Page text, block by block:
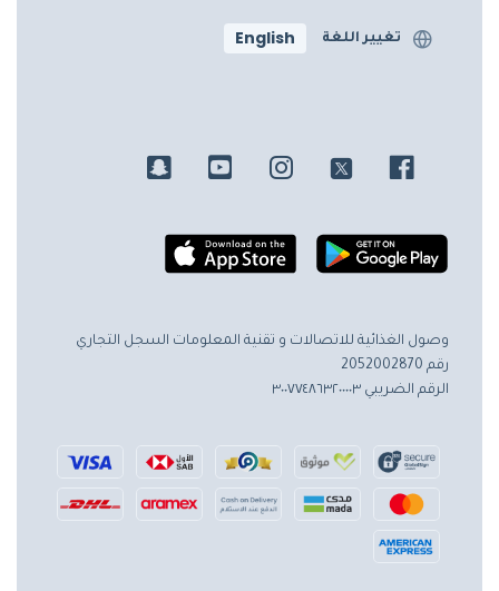
تغيير اللغة English
وصول الغذائية للاتصالات و تقنية المعلومات السجل التجاري
رقم 2052002870
الرقم الضريبي ٣٠٠٧٧٤٨٦٣٢٠٠٠٠٣